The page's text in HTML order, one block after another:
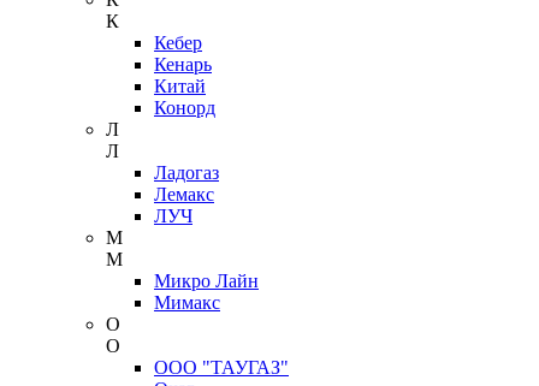
К
Кебер
Кенарь
Китай
Конорд
Л
Л
Ладогаз
Лемакс
ЛУЧ
М
М
Микро Лайн
Мимакс
О
О
ООО "ТАУГАЗ"